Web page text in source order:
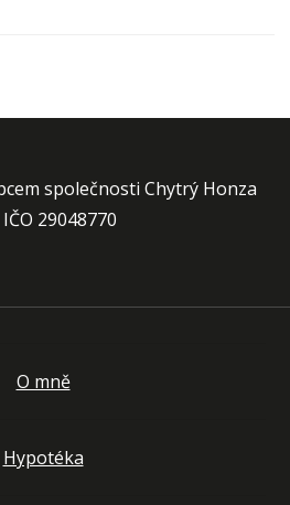
společnosti Chytrý Honza
IČO 29048770
O mně
Hypotéka